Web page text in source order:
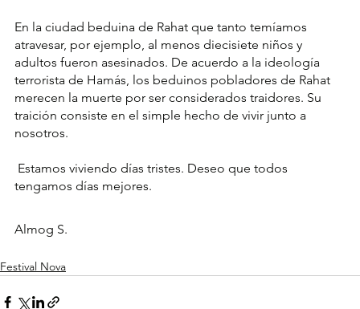
En la ciudad beduina de Rahat que tanto temíamos
atravesar, por ejemplo, al menos diecisiete niños y
adultos fueron asesinados. De acuerdo a la ideología
terrorista de Hamás, los beduinos pobladores de Rahat
merecen la muerte por ser considerados traidores. Su
traición consiste en el simple hecho de vivir junto a
nosotros.
tengamos días mejores.
Almog S.
Festival Nova